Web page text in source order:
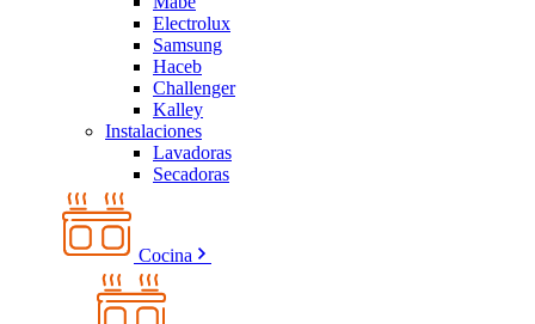
Electrolux
Samsung
Haceb
Challenger
Kalley
Instalaciones
Lavadoras
Secadoras
Cocina